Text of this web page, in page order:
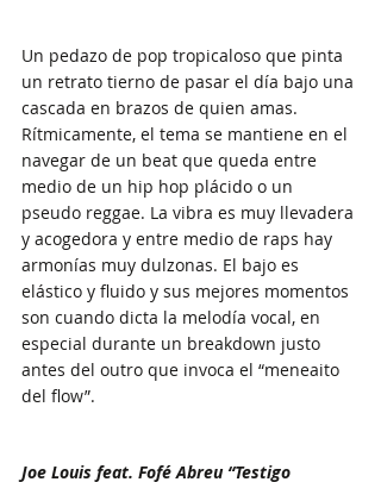
Un pedazo de pop tropicaloso que pinta
un retrato tierno de pasar el día bajo una
cascada en brazos de quien amas.
Rítmicamente, el tema se mantiene en el
navegar de un beat que queda entre
medio de un hip hop plácido o un
pseudo reggae. La vibra es muy llevadera
y acogedora y entre medio de raps hay
armonías muy dulzonas. El bajo es
elástico y fluido y sus mejores momentos
son cuando dicta la melodía vocal, en
especial durante un breakdown justo
antes del outro que invoca el “meneaito
del flow”.
Joe Louis feat. Fofé Abreu “Testigo